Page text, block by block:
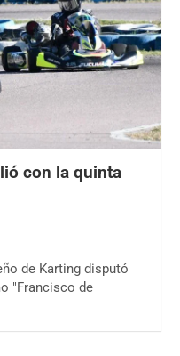
con la quinta
de Karting disputó
"Francisco de